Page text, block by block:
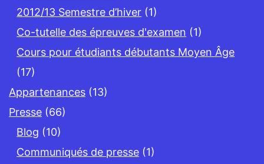
2012/13 Semestre d’hiver (1)
Co-tutelle des épreuves d'examen (1)
Cours pour étudiants débutants Moyen Âge
(17)
Appartenances (13)
Presse (66)
Blog (10)
Communiqués de presse (1)